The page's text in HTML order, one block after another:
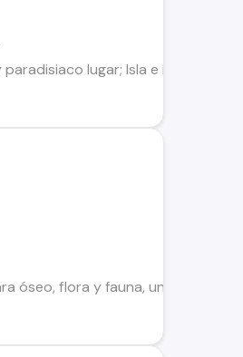
lugar; Isla e islote de
óseo, flora y fauna, un campo